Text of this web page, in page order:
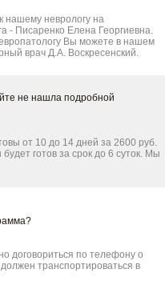
нашему неврологу на
- Писаренко Елена Георгиевна.
Вы можете в нашем
врач Д.А. Воскресенский.
не нашла подробной
от 10 до 14 дней за 2600 руб.
готов за срок до 6 суток. Мы
договориться по телефону о
транспортироваться в